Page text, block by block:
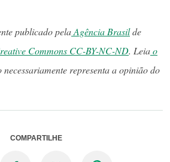
publicado pelaAgência Brasilde
Commons CC-BY-NC-ND. Leiao
representa a opinião do
COMPARTILHE